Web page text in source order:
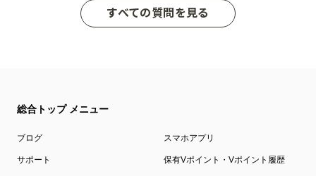
すべての質問を見る
総合トップ メニュー
ブログ スマホアプリ
サポート 保有Vポイント・Vポイント履歴